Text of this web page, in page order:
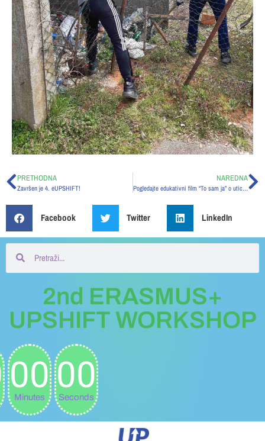
PRETHODNA
Završen je 4. eUPSHIFT!
NAREDNA
Pogledajte edukativni film “To sam ja” o uticaju masovnih medija na sliku o sebi kod adolescenata
Facebook Twitter LinkedIn
2nd ERASMUS+
UPSHIFT WORKSHOP
00
Minutes
00
Seconds